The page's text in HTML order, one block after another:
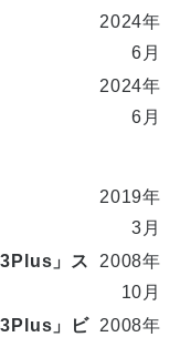
2024年
6月
2024年
6月
2019年
3月
」ス
2008年
10月
」ビ 2008年